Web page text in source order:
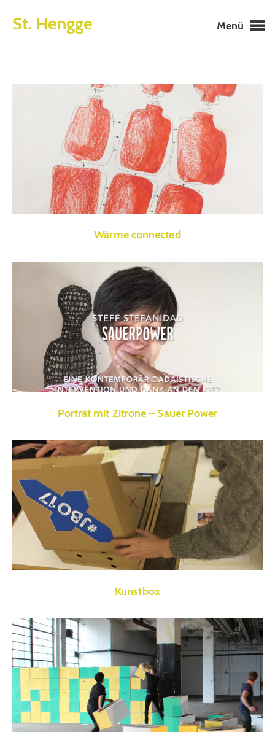
St. Hengge Menü
Wärme connected
Porträt mit Zitrone – Sauer Power
Kunstbox